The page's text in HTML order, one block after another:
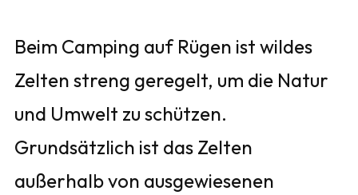
Beim Camping auf Rügen ist wildes
Zelten streng geregelt, um die Natur
und Umwelt zu schützen.
Grundsätzlich ist das Zelten
außerhalb von ausgewiesenen